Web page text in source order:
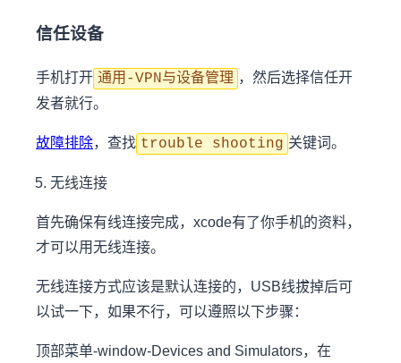
信任设备
手机打开 通用-VPN与设备管理 ，然后选择信任开
发者就行。
故障排除，查找 trouble shooting 关键词。
无线连接
首先确保有线连接完成，xcode有了你手机的资料，
才可以用无线连接。
无线连接方式应该是默认连接的，USB线拔掉后可
以试一下，如果不行，可以遵照以下步骤：
顶部菜单-window-Devices and Simulators，在